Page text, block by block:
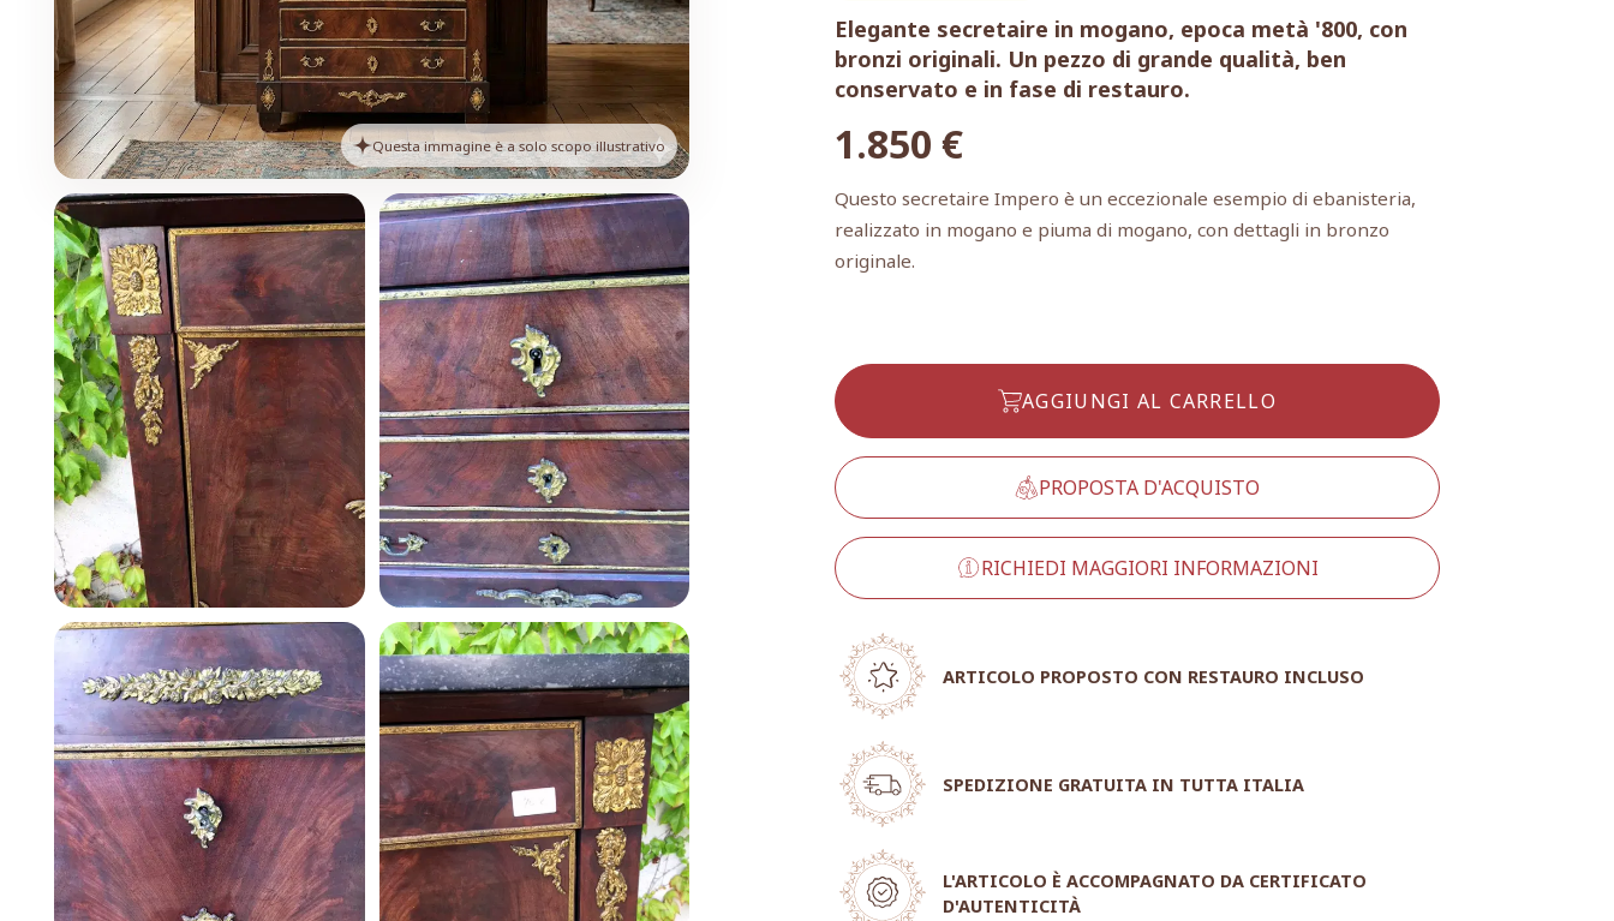
Questa immagine è a solo scopo illustrativo
Elegante secretaire in mogano, epoca metà '800, con
bronzi originali. Un pezzo di grande qualità, ben
conservato e in fase di restauro.
1.850 €
Questo secretaire Impero è un eccezionale esempio di ebanisteria,
realizzato in mogano e piuma di mogano, con dettagli in bronzo
originale.
AGGIUNGI AL CARRELLO
PROPOSTA D'ACQUISTO
RICHIEDI MAGGIORI INFORMAZIONI
ARTICOLO PROPOSTO CON RESTAURO INCLUSO
SPEDIZIONE GRATUITA IN TUTTA ITALIA
L'ARTICOLO È ACCOMPAGNATO DA CERTIFICATO
D'AUTENTICITÀ